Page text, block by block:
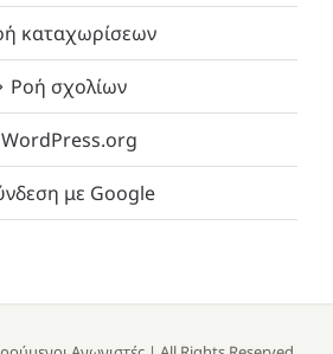
καταχωρίσεων
Ροή σχολίων
WordPress.org
με Google